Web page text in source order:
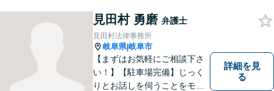
ご提案いたします。【夫婦カ
ウンセラーの資格あり】
見田村 勇磨 弁護士
見田村法律事務所
岐阜県|岐阜市
【まずはお気軽にご相談下さ
い！】【駐車場完備】じっく
りとお話しを伺うことをモッ
詳細を見
る